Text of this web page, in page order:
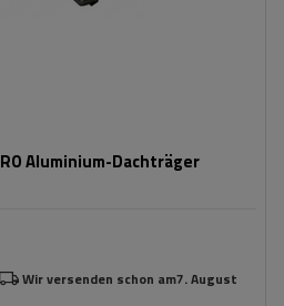
Aluminium-Dachträger
Wir versenden schon am7. August